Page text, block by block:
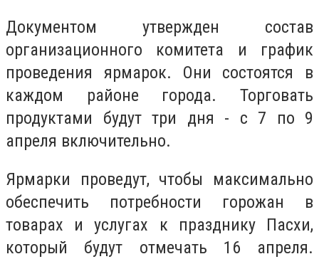
Документом утвержден состав
организационного комитета и график
проведения ярмарок. Они состоятся в
каждом районе города. Торговать
продуктами будут три дня - с 7 по 9
апреля включительно.
Ярмарки проведут, чтобы максимально
обеспечить потребности горожан в
товарах и услугах к празднику Пасхи,
который будут отмечать 16 апреля.